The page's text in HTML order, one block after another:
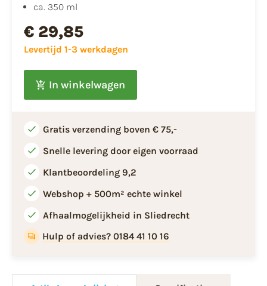
ca. 350 ml
€ 29,85
Levertijd 1-3 werkdagen
In winkelwagen
Gratis verzending boven € 75,-
Snelle levering door eigen voorraad
Klantbeoordeling 9,2
Webshop + 500m² echte winkel
Afhaalmogelijkheid in Sliedrecht
Hulp of advies? 0184 41 10 16